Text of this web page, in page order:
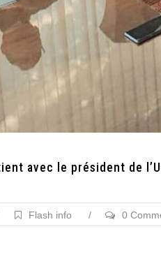
avec le président de
Flash info / 0